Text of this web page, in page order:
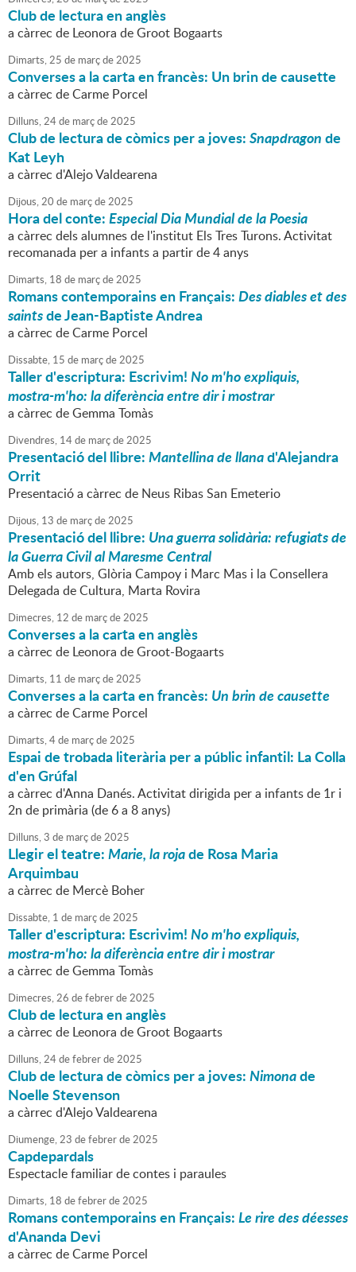
Club de lectura en anglès
a càrrec de Leonora de Groot Bogaarts
Dimarts,25 de marçde2025
Converses a la carta en francès: Un brin de causette
a càrrec de Carme Porcel
Dilluns,24de marçde2025
Club de lectura de còmics per a joves:Snapdragonde
Kat Leyh
a càrrec d'Alejo Valdearena
Dijous,20 de marçde2025
Hora del conte:Especial Dia Mundial de la Poesia
a càrrec dels alumnes de l'institut Els Tres Turons. Activitat
recomanada per a infants a partir de 4 anys
Dimarts, 18 de marçde2025
Romans contemporains en Français:Des diables et des
saintsde Jean-Baptiste Andrea
a càrrec de Carme Porcel
Dissabte, 15 de marçde2025
Taller d'escriptura: Escrivim!No m'ho expliquis,
mostra-m'ho: la diferència entre dir i mostrar
a càrrec de Gemma Tomàs
Divendres, 14de marçde2025
Presentació del llibre:Mantellina de llanad'Alejandra
Orrit
Presentació a càrrec de Neus Ribas San Emeterio
Dijous, 13 de marçde2025
Presentació del llibre: Una guerra solidària: refugiats de
la Guerra Civil al Maresme Central
Amb els autors, Glòria Campoy i Marc Mas i la Consellera
Delegada de Cultura, Marta Rovira
Dimecres, 12 de marçde2025
Converses a la carta en anglès
a càrrec de Leonora de Groot-Bogaarts
Dimarts, 11 de marçde2025
Converses a la carta en francès: Un brin de causette
a càrrec de Carme Porcel
Dimarts,4de marçde2025
Espai de trobada literària per a públic infantil: La Colla
d'en Grúfal
a càrrec d'Anna Danés. Activitat dirigida per a infants de 1r i
2n de primària (de 6 a 8 anys)
Dilluns,3 de marçde2025
Llegir el teatre:Marie, la rojade Rosa Maria
Arquimbau
a càrrec de Mercè Boher
Dissabte, 1 de marçde2025
Taller d'escriptura: Escrivim!No m'ho expliquis,
mostra-m'ho: la diferència entre dir i mostrar
a càrrec de Gemma Tomàs
Dimecres,26 defebrerde2025
Club de lectura en anglès
a càrrec de Leonora de Groot Bogaarts
Dilluns,24defebrerde2025
Club de lectura de còmics per a joves:Nimonade
Noelle Stevenson
a càrrec d'Alejo Valdearena
Diumenge,23 defebrerde2025
Capdepardals
Espectacle familiar de contes i paraules
Dimarts, 18 defebrerde2025
Romans contemporains en Français:Le rire des déesses
d'Ananda Devi
a càrrec de Carme Porcel